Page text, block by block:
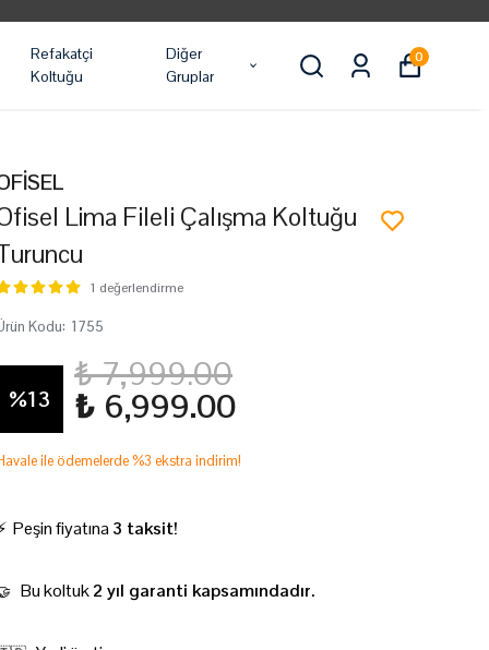
Refakatçi
Koltuğu
Diğer
Gruplar
0
Lima Fileli Çalışma Koltuğu
1 değerlendirme
Kodu: 1755
%13
₺ 7,999.00
₺ 6,999.00
ile ödemelerde %3 ekstra indirim!
Peşin fiyatına 3 taksit!
Bu koltuk2 yıl garanti kapsamındadır.